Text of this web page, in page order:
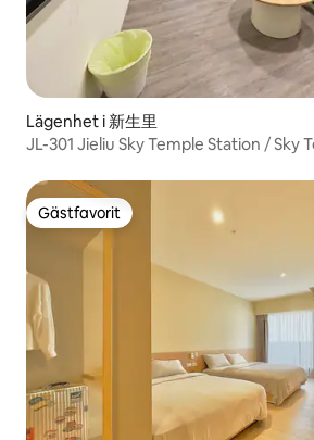
Lägenhet i 新生里
JL-301 Jieliu Sky Temple Station / Sky
personer 2 sovrum 1 hall
Gästfavorit
Gästfavorit